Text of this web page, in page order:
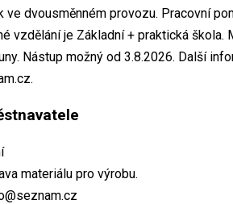
ve dvousměnném provozu. Pracovní
vzdělání je Základní + praktická škola.
Nástup možný od 3.8.2026. Další
materiálu pro výrobu.